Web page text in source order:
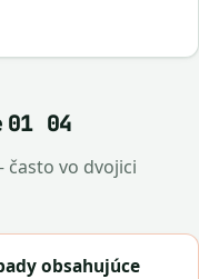
01 04
vo dvojici
obsahujúce